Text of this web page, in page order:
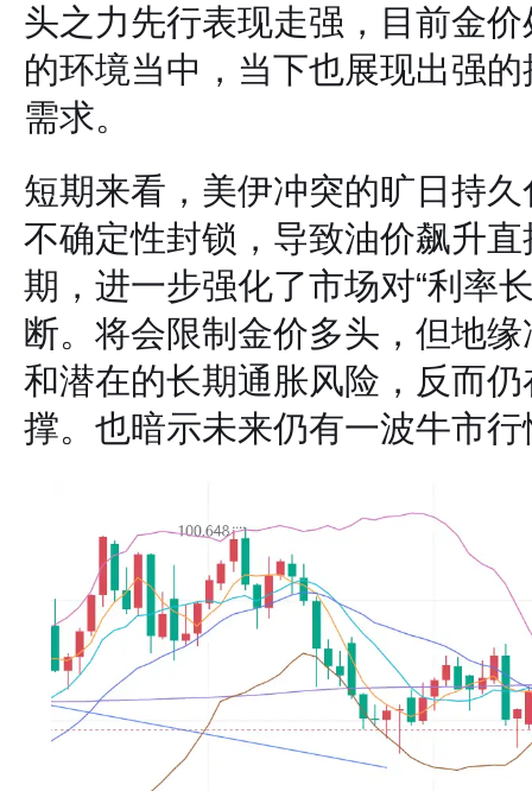
头之力先行表现走强，目前金
的环境当中，当下也展现出强
需求。
短期来看，美伊冲突的旷日持
不确定性封锁，导致油价飙升
期，进一步强化了市场对“利率
断。将会限制金价多头，但地
和潜在的长期通胀风险，反而
撑。也暗示未来仍有一波牛市行